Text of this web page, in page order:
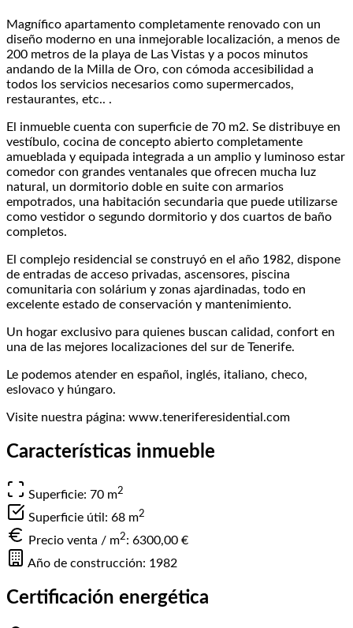
Magnífico apartamento completamente renovado con un
diseño moderno en una inmejorable localización, a menos de
200 metros de la playa de Las Vistas y a pocos minutos
andando de la Milla de Oro, con cómoda accesibilidad a
todos los servicios necesarios como supermercados,
restaurantes, etc.. .
El inmueble cuenta con superficie de 70 m2. Se distribuye en
vestíbulo, cocina de concepto abierto completamente
amueblada y equipada integrada a un amplio y luminoso estar
comedor con grandes ventanales que ofrecen mucha luz
natural, un dormitorio doble en suite con armarios
empotrados, una habitación secundaria que puede utilizarse
como vestidor o segundo dormitorio y dos cuartos de baño
completos.
El complejo residencial se construyó en el año 1982, dispone
de entradas de acceso privadas, ascensores, piscina
comunitaria con solárium y zonas ajardinadas, todo en
excelente estado de conservación y mantenimiento.
Un hogar exclusivo para quienes buscan calidad, confort en
una de las mejores localizaciones del sur de Tenerife.
Le podemos atender en español, inglés, italiano, checo,
eslovaco y húngaro.
Visite nuestra página: www.teneriferesidential.com
Características inmueble
Superficie: 70 m2
Superficie útil: 68 m2
Precio venta / m2: 6300,00 €
Año de construcción: 1982
Certificación energética